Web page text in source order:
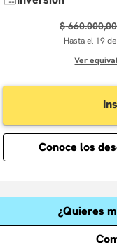
$ 660.000,00
Hasta el 19
Ver
Conoce los
¿Quieres